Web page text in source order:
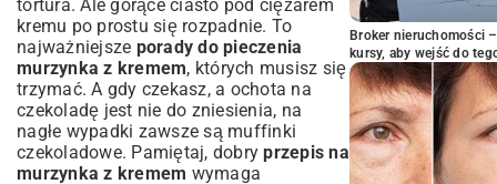
tortura. Ale gorące ciasto pod ciężarem
kremu po prostu się rozpadnie. To
najważniejsze porady do pieczenia
murzynka z kremem, których musisz się
trzymać. A gdy czekasz, a ochota na
czekoladę jest nie do zniesienia, na
nagłe wypadki zawsze są muffinki
czekoladowe. Pamiętaj, dobryprzepis na
murzynka z kremem wymaga
Broker nieruchomości
kursy, aby wejść do